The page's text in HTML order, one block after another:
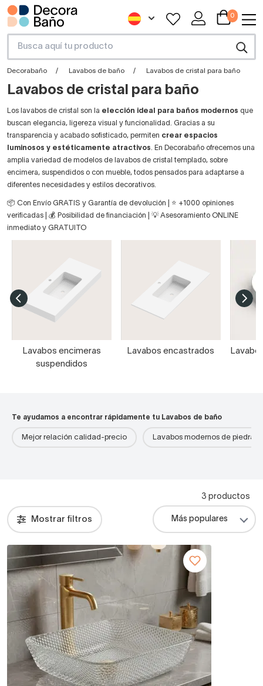
0
Decorabaño Lavabos de baño Lavabos de cristal para baño
Lavabos de cristal para baño
Los lavabos de cristal son la elección ideal para baños modernos que
buscan elegancia, ligereza visual y funcionalidad. Gracias a su
transparencia y acabado sofisticado, permiten crear espacios
luminosos y estéticamente atractivos. En Decorabaño ofrecemos una
amplia variedad de modelos de lavabos de cristal templado, sobre
encimera, suspendidos o con mueble, todos pensados para adaptarse a
diferentes necesidades y estilos decorativos.
📦 Con Envío GRATIS y Garantía de devolución | ⭐ +1000 opiniones
verificadas | 💰 Posibilidad de financiación | 💡 Asesoramiento ONLINE
inmediato y GRATUITO
Lavabos encimeras
suspendidos
Lavabos encastrados
Te ayudamos a encontrar rápidamente tu Lavabos de baño
Mejor relación calidad-precio Lavabos modernos de piedra
Mostrar filtros
3 productos